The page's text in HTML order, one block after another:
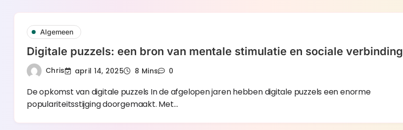
Algemeen
Digitale puzzels: een bron van mentale stimulatie en sociale verbinding
Chris april 14, 2025 8 Mins 0
De opkomst van digitale puzzels In de afgelopen jaren hebben digitale puzzels een enorme
populariteitsstijging doorgemaakt. Met…